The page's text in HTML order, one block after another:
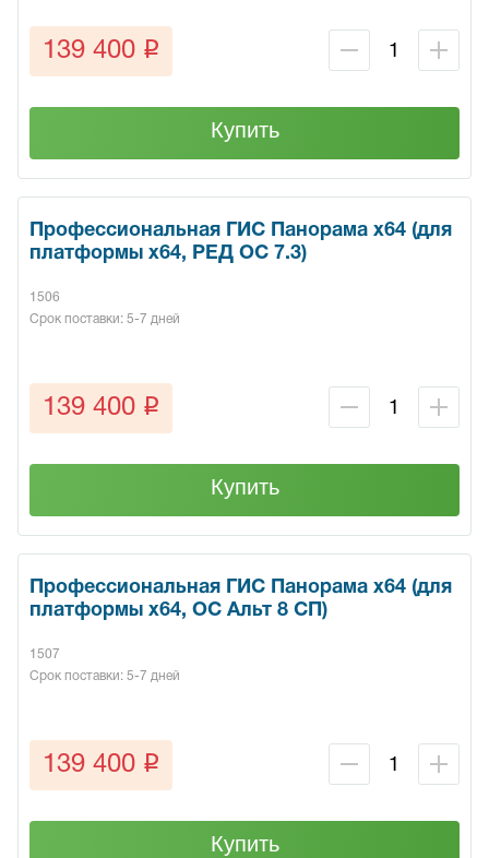
139 400 q
Купить
Профессиональная ГИС Панорама х64 (для
платформы x64, РЕД ОС 7.3)
1506
Срок поставки: 5-7 дней
139 400 q
Купить
Профессиональная ГИС Панорама х64 (для
платформы x64, ОС Альт 8 СП)
1507
Срок поставки: 5-7 дней
139 400 q
Купить